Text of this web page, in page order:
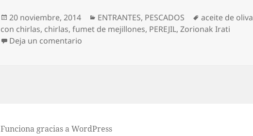
Publicado
el
20 noviembre, 2014 Categorías
ENTRANTES, PESCADOS Etiquetas
aceite de oliva
con chirlas, chirlas,fumet de mejillones, PEREJIL,Zorionak Irati
Deja un comentario
Funciona gracias a WordPress